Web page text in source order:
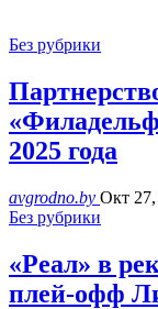
Без рубрики
2025 года
avgrodno.by Окт 27,
Без рубрики
«Реал» в
плей-офф